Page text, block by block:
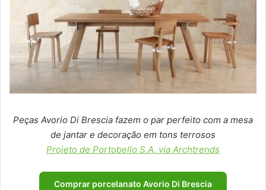
Peças Avorio Di Brescia fazem o par perfeito com a mesa
de jantar e decoração em tons terrosos
Projeto de Portobello S.A. via Archtrends
Comprar porcelanato Avorio Di Brescia